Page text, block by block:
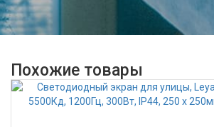
Похожие товары